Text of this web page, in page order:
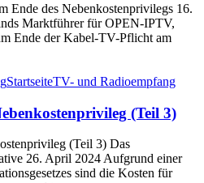
Ende des Nebenkostenprivilegs 16.
Marktführer für OPEN-IPTV,
Ende der Kabel-TV-Pflicht am
StartseiteTV- und Radioempfang
(Teil 3)
(Teil 3) Das
26. April 2024 Aufgrund einer
sind die Kosten für